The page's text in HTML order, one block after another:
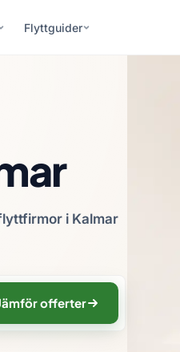
Flyttguider
i Kalmar
offerter